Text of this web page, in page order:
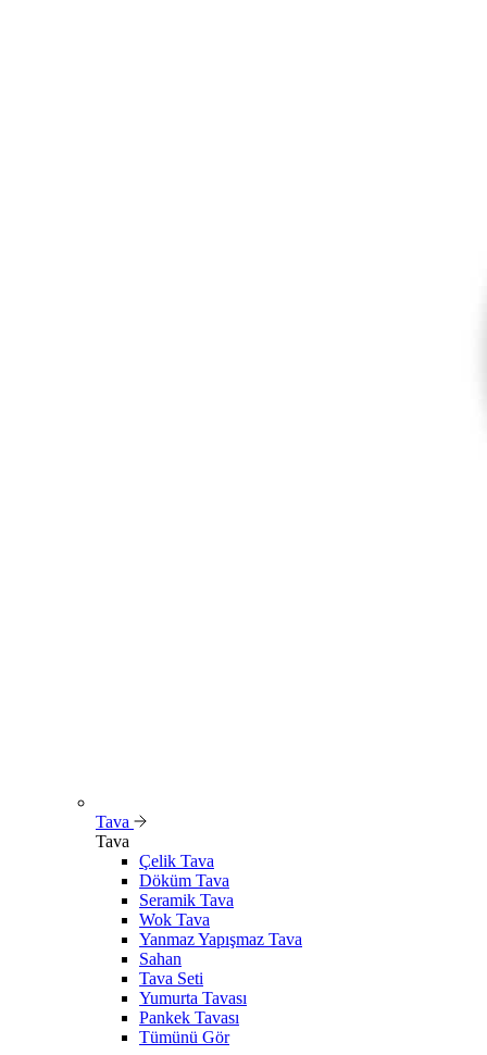
Tava
Tava
Çelik Tava
Döküm Tava
Seramik Tava
Wok Tava
Yanmaz Yapışmaz Tava
Sahan
Tava Seti
Yumurta Tavası
Pankek Tavası
Tümünü Gör